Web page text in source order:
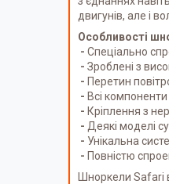
двигунів, але і
Особливості
- Спеціально
- Зроблені з
- Перетин
- Всі
- Кріплення з
- Деякі моделі
- Унікальна
- Повністю
Шноркели Safari